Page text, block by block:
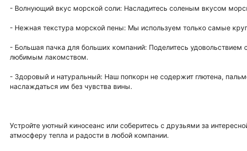
- Волнующий вкус морской соли: Насладитесь соленым вкусом
- Нежная текстура морской пены: Мы используем только самые
- Большая пачка для больших компаний: Поделитесь
любимым лакомством.
- Здоровый и натуральный: Наш попкорн не содержит глютена,
наслаждаться им без чувства вины.
Устройте уютный киносеанс или соберитесь с друзьями за
атмосферу тепла и радости в любой компании.